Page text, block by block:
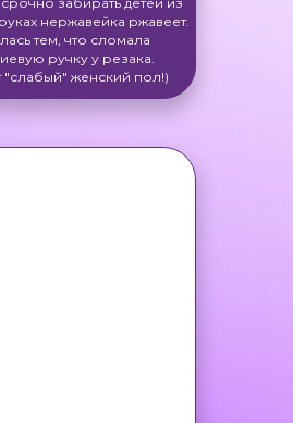
нержавейка ржавеет.
тем, что сломала
ручку у резака.
"слабый" женский пол!)